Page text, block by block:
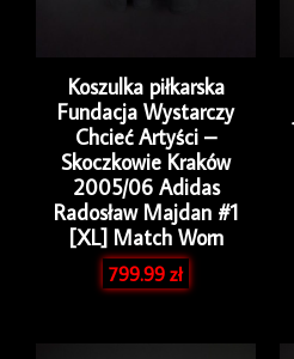
Koszulka piłkarska
Fundacja Wystarczy
Chcieć Artyści –
Skoczkowie Kraków
2005/06 Adidas
Radosław Majdan #1
[XL] Match Worn
799.99zł